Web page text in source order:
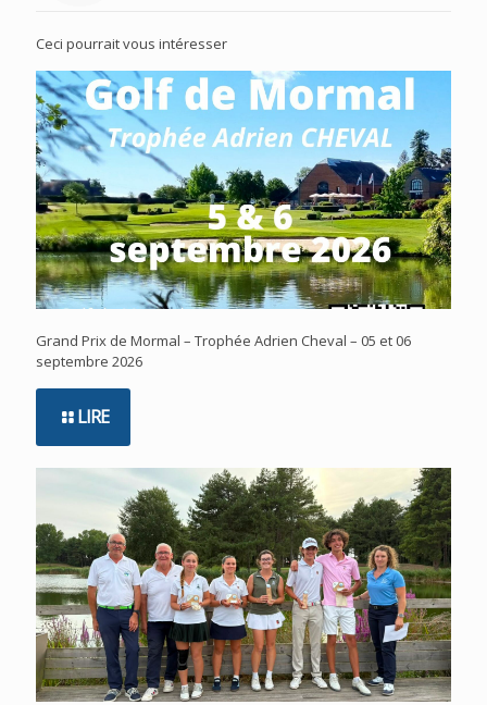
Ceci pourrait vous intéresser
Grand Prix de Mormal – Trophée Adrien Cheval – 05 et 06
septembre 2026
LIRE